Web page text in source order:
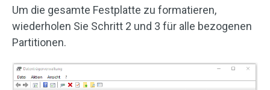
Um die gesamte Festplatte zu formatieren,
wiederholen Sie Schritt 2 und 3 für alle bezogenen
Partitionen.